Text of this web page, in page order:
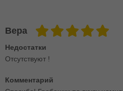
Вера
Недостатки
Отсутствуют !
Комментарий